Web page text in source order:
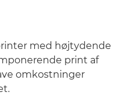
med højtydende
print af
omkostninger